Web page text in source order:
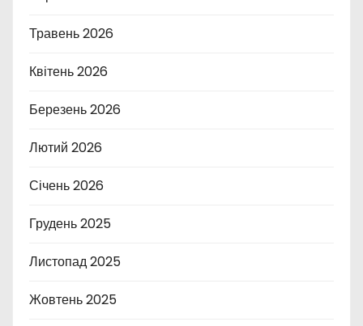
Травень 2026
Квітень 2026
Березень 2026
Лютий 2026
Січень 2026
Грудень 2025
Листопад 2025
Жовтень 2025